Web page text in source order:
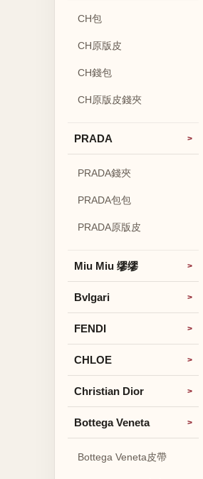
CH包
CH原版皮
CH錢包
CH原版皮錢夾
PRADA
PRADA錢夾
PRADA包包
PRADA原版皮
Miu Miu 缪缪
Bvlgari
FENDI
CHLOE
Christian Dior
Bottega Veneta
Bottega Veneta皮帶